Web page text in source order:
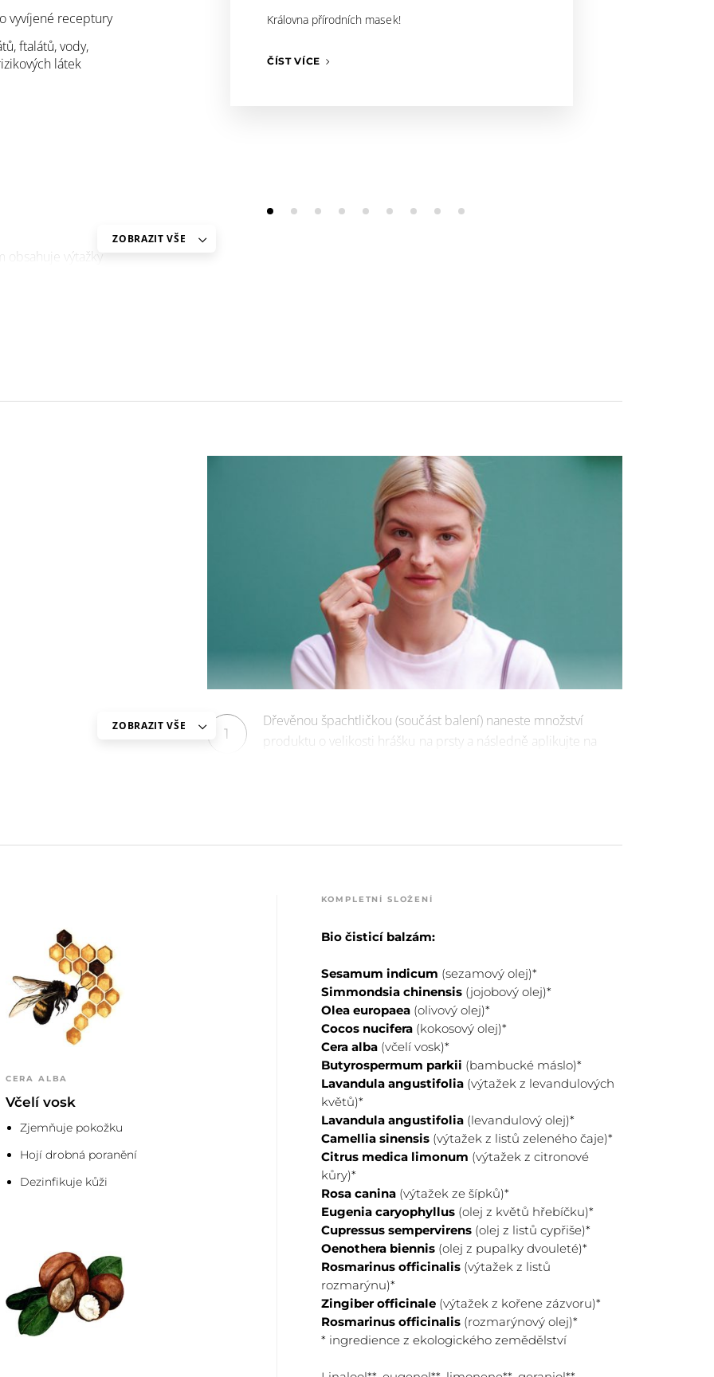
vyvíjené receptury
ftalátů, vody,
látek
obsahuje výtažky
pleťové tonikum
na pleť Inlight.
nejcitlivější pleť.
Královna přírodních masek!
ČÍST VÍCE
ZOBRAZIT VŠE
1
Dřevěnou špachtličkou (součást balení) naneste množství
produktu o velikosti hrášku na prsty a následně aplikujte na
po celé ploše obličeje
2 až 5 minut a
Odstraňte produkt bio žínkou nebo bio vatovým tamponem
namočenými v teplé vodě.
ZOBRAZIT VŠE
CERA ALBA
Včelí vosk
Zjemňuje pokožku
Hojí drobná poranění
Dezinfikuje kůži
KOMPLETNÍ SLOŽENÍ
Bio čisticí balzám:
Sesamum indicum (sezamový olej)*
Simmondsia chinensis(jojobový olej)*
Olea europaea(olivový olej)*
Cocos nucifera(kokosový olej)*
Cera alba(včelí vosk)*
Butyrospermum parkii (bambucké máslo)*
Lavandula angustifolia(výtažek z levandulových
květů)*
Lavandula angustifolia(levandulový olej)*
Camellia sinensis(výtažek z listů zeleného čaje)*
Citrus medica limonum (výtažek z citronové
kůry)*
Rosa canina(výtažek ze šípků)*
Eugenia caryophyllus(olej z květů hřebíčku)*
Cupressus sempervirens(olej z listů cypřiše)*
Oenothera biennis(olej z pupalky dvouleté)*
Rosmarinus officinalis(výtažek z listů
rozmarýnu)*
Zingiber officinale(výtažek z kořene zázvoru)*
Rosmarinus officinalis(rozmarýnový olej)*
* ingredience z ekologického zemědělství